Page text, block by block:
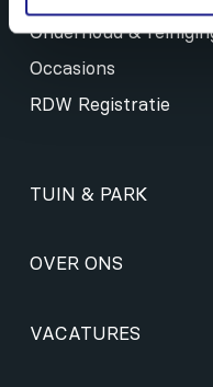
Onderhoud &
Occasions
RDW Registratie
TUIN & PARK
OVER ONS
VACATURES